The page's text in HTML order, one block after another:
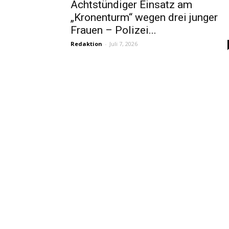
Achtstündiger Einsatz am
„Kronenturm“ wegen drei junger
Frauen – Polizei...
Redaktion - Juli 7, 2026